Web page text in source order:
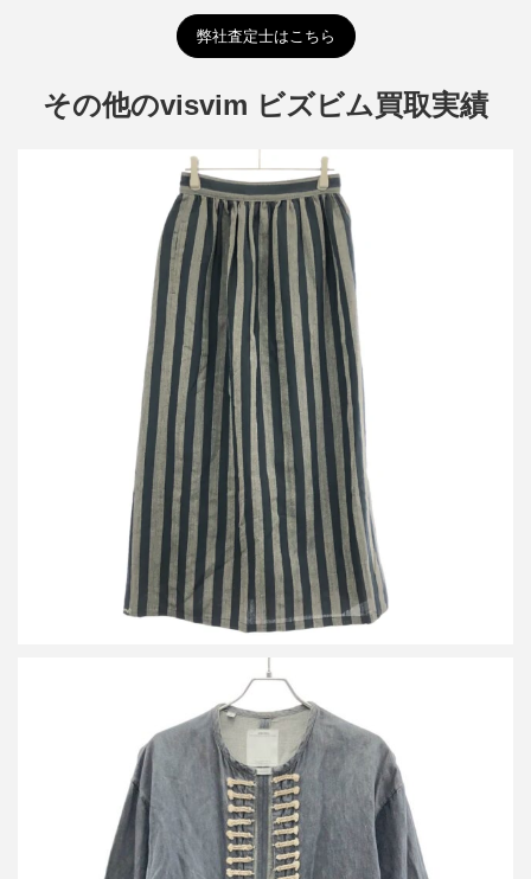
弊社査定士はこちら
その他のvisvim ビズビム買取実績
ビズビム ダブリューエムブイ 24AW MAXI SKIRT STRIPE ストラ
イプ マキシスカート 0324205008006
買取金額15,600円
詳しく見る
ビズビム 14AW SS CHIYOU JKT ノーカラーデニムシャツジャケ
ット 0114205006008